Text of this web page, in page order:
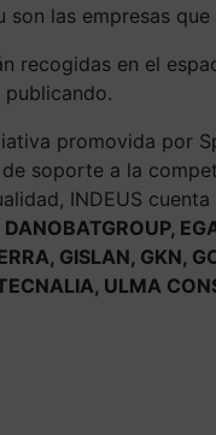
son las empresas
recogidas en el
publicando.
promovida por
soporte a la
INDEUS
GISLAN, GKN,
ULMA